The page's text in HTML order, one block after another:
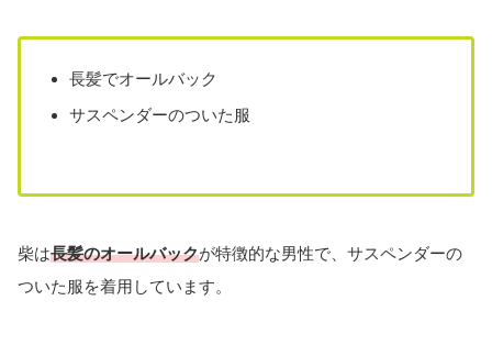
長髪でオールバック
サスペンダーのついた服
柴は長髪のオールバックが特徴的な男性で、サスペンダーの
ついた服を着用しています。